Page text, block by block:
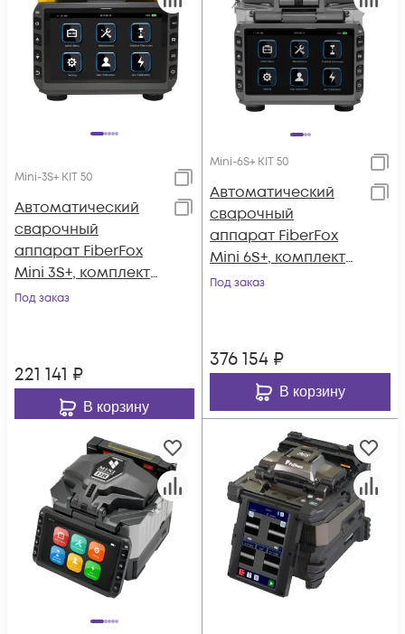
Mini-3S+ KIT 50
Автоматический
сварочный
аппарат FiberFox
Mini 3S+, комплект
со скалывателем
Под заказ
221 141 ₽
В корзину
Mini-6S+ KIT 50
Автоматический
сварочный
аппарат FiberFox
Mini 6S+, комплект
со скалывателем
Под заказ
376 154 ₽
В корзину